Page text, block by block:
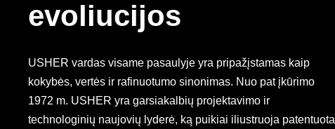
evoliucijos
USHER vardas visame pasaulyje yra pripažįstamas kaip
kokybės, vertės ir rafinuotumo sinonimas. Nuo pat įkūrimo
1972 m. USHER yra garsiakalbių projektavimo ir
technologinių naujovių lyderė, ką puikiai iliustruoja patentuota